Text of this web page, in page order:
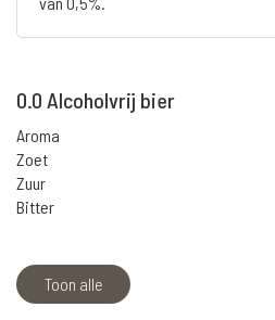
0.0 Alcoholvrij bier
Aroma
Zoet
Zuur
Bitter
Toon alle